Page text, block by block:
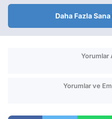
Daha Fazla
Yorumlar
Yorumlar ve